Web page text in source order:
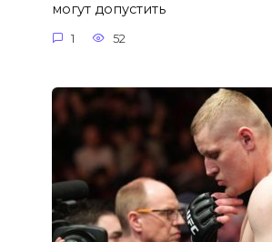
могут допустить
1 52